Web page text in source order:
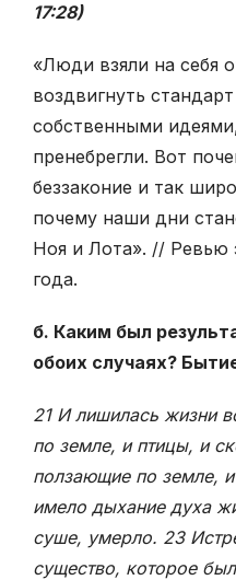
17:28)
«Люди взяли на себя
воздвигнуть
собственными
пренебрегли. Вот
беззаконие и так
почему наши дни
Ноя и Лота». // Ревью
года.
б. Каким был
обоих случаях?
21 И лишилась жизни
по земле, и птицы, и
ползающие по земле,
имело дыхание духа
суше, умерло. 23
существо, которое